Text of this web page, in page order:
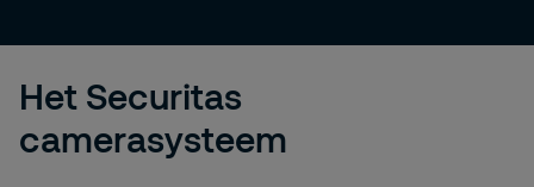
Het Securitas
camerasysteem